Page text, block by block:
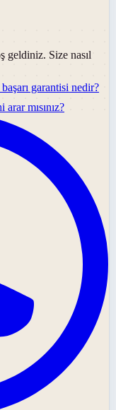
geldiniz. Size nasıl
garantisi nedir?
mısınız?